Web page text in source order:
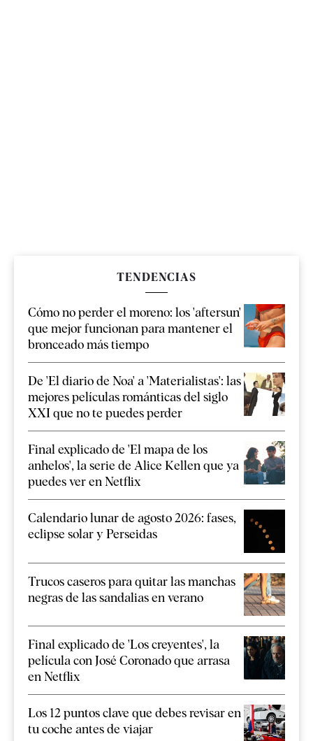
TENDENCIAS
Cómo no perder el moreno: los 'aftersun'
que mejor funcionan para mantener el
bronceado más tiempo
De 'El diario de Noa' a 'Materialistas': las
mejores películas románticas del siglo
XXI que no te puedes perder
Final explicado de 'El mapa de los
anhelos', la serie de Alice Kellen que ya
puedes ver en Netflix
Calendario lunar de agosto 2026: fases,
eclipse solar y Perseidas
Trucos caseros para quitar las manchas
negras de las sandalias en verano
Final explicado de 'Los creyentes', la
película con José Coronado que arrasa
en Netflix
Los 12 puntos clave que debes revisar en
tu coche antes de viajar